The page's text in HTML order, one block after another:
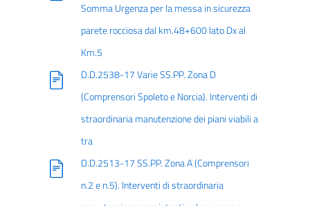
Somma Urgenza per la messa in sicurezza
parete rocciosa dal km.48+600 lato Dx al
Km.5
D.D.2538-17 Varie SS.PP. Zona D
(Comprensori Spoleto e Norcia). Interventi di
straordinaria manutenzione dei piani viabili a
tra
D.D.2513-17 SS.PP. Zona A (Comprensori
n.2 e n.5). Interventi di straordinaria